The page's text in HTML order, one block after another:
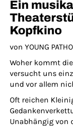
Ein
Kopfkino
von YOUNG
Woher kommt
versucht uns
und vor allem
Oft reichen
Unabhängig von